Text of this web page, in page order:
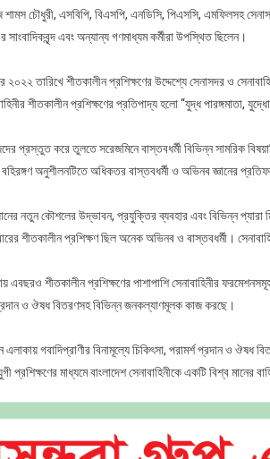
চৌধুরী, এসবিপি, বিএসপি, এনডিসি, পিএসসি, এমফিলসহ
সাংবাদিকবৃন্দ এবং অন্যান্য গণমাধ্যম কর্মীরা উপস্থিত ছিলেন।
তারিখে শীতকালীন প্রশিক্ষণের উদ্দেশ্যে সেনাসদর ও
শীতকালীন প্রশিক্ষণের প্রতিপাদ্য হলো “যুদ্ধ পারঙ্গমাতা,
প্রস্তুত করে তুলতে সরেজমিনে বাস্তবধর্মী বিভিন্ন সামরিক
অনুশীলনটিতে অধিকতর বাস্তবধর্মী ও অভিনব জ্ঞানের
নতুন কৌশলের উদ্ভাবন, প্রযুক্তির ব্যবহার এবং বিভিন্ন
শীতকালীন প্রশিক্ষণ ছিল অনেক অভিনব ও বাস্তবধর্মী।
এবছরও শীতকালীন প্রশিক্ষণের পাশাপাশি সেনাবাহিনীর
ও ঔষধ বিতরণসহ বিভিন্ন জনকল্যাণমূলক কাজ করছে।
এলাকায় গবাদিপ্রাণীর বিনামূল্যে চিকিৎসা, পরামর্শ প্রদান ও ঔষধ
প্রশিক্ষণের মাধ্যমে বাংলাদেশ সেনাবাহিনীকে একটি বিশ্ব মানের